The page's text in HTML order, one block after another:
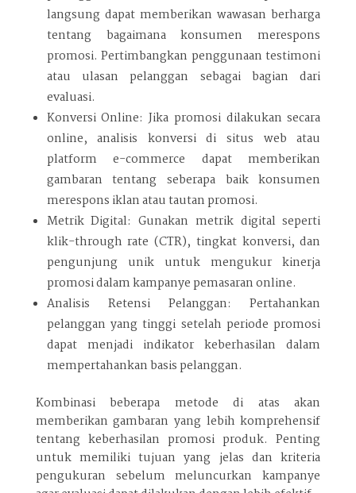
langsung dapat memberikan wawasan berharga
tentang bagaimana konsumen merespons
promosi. Pertimbangkan penggunaan testimoni
atau ulasan pelanggan sebagai bagian dari
evaluasi.
Konversi Online: Jika promosi dilakukan secara
online, analisis konversi di situs web atau
platform e-commerce dapat memberikan
gambaran tentang seberapa baik konsumen
merespons iklan atau tautan promosi.
Metrik Digital: Gunakan metrik digital seperti
klik-through rate (CTR), tingkat konversi, dan
pengunjung unik untuk mengukur kinerja
promosi dalam kampanye pemasaran online.
Analisis Retensi Pelanggan: Pertahankan
pelanggan yang tinggi setelah periode promosi
dapat menjadi indikator keberhasilan dalam
mempertahankan basis pelanggan.
Kombinasi beberapa metode di atas akan
memberikan gambaran yang lebih komprehensif
tentang keberhasilan promosi produk. Penting
untuk memiliki tujuan yang jelas dan kriteria
pengukuran sebelum meluncurkan kampanye